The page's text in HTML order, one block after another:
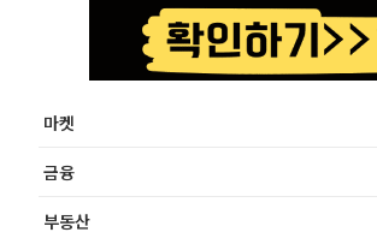
마켓
금융
부동산